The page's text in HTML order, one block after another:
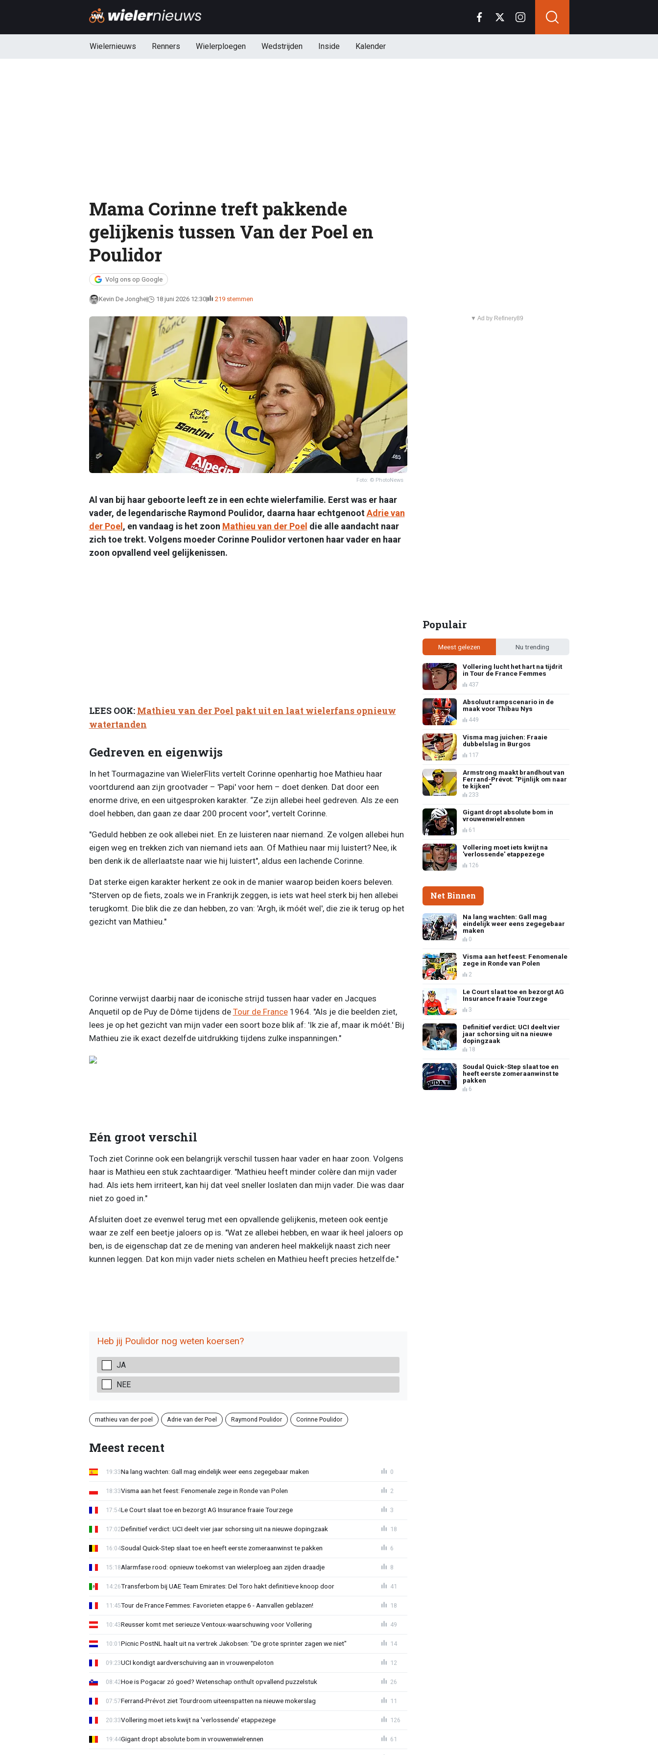
Wielernieuws Renners Wielerploegen Wedstrijden Inside Kalender
Mama Corinne treft pakkende
gelijkenis tussen Van der Poel en
Poulidor
Volg ons op Google
Kevin De Jonghe 18 juni 2026 12:30 219 stemmen
Foto: © PhotoNews
Al van bij haar geboorte leeft ze in een echte wielerfamilie. Eerst was er haar
vader, de legendarische Raymond Poulidor, daarna haar echtgenootAdrie van
der Poel, en vandaag is het zoon Mathieu van der Poel die alle aandacht naar
zich toe trekt. Volgens moeder Corinne Poulidor vertonen haar vader en haar
zoon opvallend veel gelijkenissen.
LEES OOK: Mathieu van der Poel pakt uit en laat wielerfans opnieuw
watertanden
Gedreven en eigenwijs
In het Tourmagazine van WielerFlits vertelt Corinne openhartig hoe Mathieu haar
voortdurend aan zijn grootvader – 'Papi' voor hem – doet denken. Dat door een
enorme drive, en een uitgesproken karakter. “Ze zijn allebei heel gedreven. Als ze een
doel hebben, dan gaan ze daar 200 procent voor", vertelt Corinne.
"Geduld hebben ze ook allebei niet. En ze luisteren naar niemand. Ze volgen allebei hun
eigen weg en trekken zich van niemand iets aan. Of Mathieu naar mij luistert? Nee, ik
ben denk ik de allerlaatste naar wie hij luistert", aldus een lachende Corinne.
Dat sterke eigen karakter herkent ze ook in de manier waarop beiden koers beleven.
"Sterven op de fiets, zoals we in Frankrijk zeggen, is iets wat heel sterk bij hen allebei
terugkomt. Die blik die ze dan hebben, zo van: 'Argh, ik móét wel', die zie ik terug op het
gezicht van Mathieu."
Corinne verwijst daarbij naar de iconische strijd tussen haar vader en Jacques
Anquetil op de Puy de Dôme tijdens de Tour de France1964. "Als je die beelden ziet,
lees je op het gezicht van mijn vader een soort boze blik af: 'Ik zie af, maar ik móét.' Bij
Mathieu zie ik exact dezelfde uitdrukking tijdens zulke inspanningen."
Eén groot verschil
Toch ziet Corinne ook een belangrijk verschil tussen haar vader en haar zoon. Volgens
haar is Mathieu een stuk zachtaardiger. "Mathieu heeft minder colère dan mijn vader
had. Als iets hem irriteert, kan hij dat veel sneller loslaten dan mijn vader. Die was daar
niet zo goed in."
Afsluiten doet ze evenwel terug met een opvallende gelijkenis, meteen ook eentje
waar ze zelf een beetje jaloers op is. "Wat ze allebei hebben, en waar ik heel jaloers op
ben, is de eigenschap dat ze de mening van anderen heel makkelijk naast zich neer
kunnen leggen. Dat kon mijn vader niets schelen en Mathieu heeft precies hetzelfde."
Heb jij Poulidor nog weten koersen?
JA
NEE
mathieu van der poel Adrie van der Poel Raymond Poulidor Corinne Poulidor
Meest recent
Na lang wachten: Gall mag eindelijk weer eens zegegebaar maken
19:33 0
Visma aan het feest: Fenomenale zege in Ronde van Polen
18:33 2
Le Court slaat toe en bezorgt AG Insurance fraaie Tourzege
17:54 3
Definitief verdict: UCI deelt vier jaar schorsing uit na nieuwe dopingzaak
17:02 18
Soudal Quick-Step slaat toe en heeft eerste zomeraanwinst te pakken
16:04 6
Alarmfase rood: opnieuw toekomst van wielerploeg aan zijden draadje
15:18 8
Transferbom bij UAE Team Emirates: Del Toro hakt definitieve knoop door
14:26 41
Tour de France Femmes: Favorieten etappe 6 - Aanvallen geblazen!
11:45 18
Reusser komt met serieuze Ventoux-waarschuwing voor Vollering
10:43 49
Picnic PostNL haalt uit na vertrek Jakobsen: "De grote sprinter zagen we niet"
10:01 14
UCI kondigt aardverschuiving aan in vrouwenpeloton
09:23 12
Hoe is Pogacar zó goed? Wetenschap onthult opvallend puzzelstuk
08:42 26
Ferrand-Prévot ziet Tourdroom uiteenspatten na nieuwe mokerslag
07:57 11
Vollering moet iets kwijt na 'verlossende' etappezege
20:33 126
Gigant dropt absolute bom in vrouwenwielrennen
19:44 61
▼ Ad by Refinery89
Populair
Meest gelezen Nu trending
Vollering lucht het hart na tijdrit
in Tour de France Femmes
437
Absoluut rampscenario in de
maak voor Thibau Nys
449
Visma mag juichen: Fraaie
dubbelslag in Burgos
117
Armstrong maakt brandhout van
Ferrand-Prévot: "Pijnlijk om naar
te kijken"
233
Gigant dropt absolute bom in
vrouwenwielrennen
61
Vollering moet iets kwijt na
'verlossende' etappezege
126
Net Binnen
Na lang wachten: Gall mag
eindelijk weer eens zegegebaar
maken
0
Visma aan het feest: Fenomenale
zege in Ronde van Polen
2
Le Court slaat toe en bezorgt AG
Insurance fraaie Tourzege
3
Definitief verdict: UCI deelt vier
jaar schorsing uit na nieuwe
dopingzaak
18
Soudal Quick-Step slaat toe en
heeft eerste zomeraanwinst te
pakken
6